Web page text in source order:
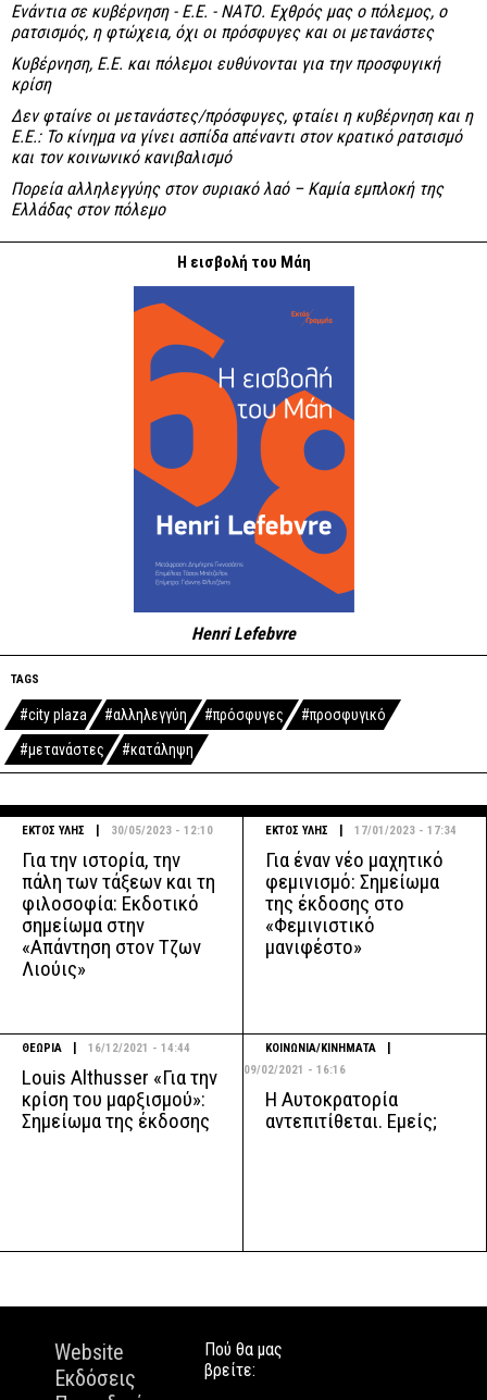
Ενάντια σε κυβέρνηση - Ε.Ε. - ΝΑΤΟ. Εχθρός μας ο πόλεμος, ο
ρατσισμός, η φτώχεια, όχι οι πρόσφυγες και οι μετανάστες
Κυβέρνηση, Ε.Ε. και πόλεμοι ευθύνονται για την προσφυγική
κρίση
Δεν φταίνε οι μετανάστες/πρόσφυγες, φταίει η κυβέρνηση και η
Ε.Ε.: Το κίνημα να γίνει ασπίδα απέναντι στον κρατικό ρατσισμό
και τον κοινωνικό κανιβαλισμό
Πορεία αλληλεγγύης στον συριακό λαό – Καμία εμπλοκή της
Ελλάδας στον πόλεμο
Η εισβολή του Μάη
Henri Lefebvre
TAGS
#city plaza #αλληλεγγύη #πρόσφυγες
#προσφυγικό
#μετανάστες
#κατάληψη
ΕΚΤΟΣ ΥΛΗΣ 30/05/2023 - 12:10
Για την ιστορία, την
πάλη των τάξεων και τη
φιλοσοφία: Εκδοτικό
σημείωμα στην
«Απάντηση στον Τζων
Λιούις»
ΕΚΤΟΣ ΥΛΗΣ 17/01/2023 - 17:34
Για έναν νέο μαχητικό
φεμινισμό: Σημείωμα
της έκδοσης στο
«Φεμινιστικό
μανιφέστο»
ΘΕΩΡΙΑ 16/12/2021 - 14:44
Louis Althusser «Για την
κρίση του μαρξισμού»:
Σημείωμα της έκδοσης
ΚΟΙΝΩΝΙΑ/ΚΙΝΗΜΑΤΑ
09/02/2021 - 16:16
Η Αυτοκρατορία
αντεπιτίθεται. Εμείς;
Website
Εκδόσεις
Πού θα μας
βρείτε: